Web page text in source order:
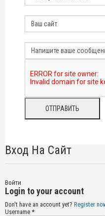
Вход На Сайт
Войти
Login to your account
Don't have an account yet? Register
Username *